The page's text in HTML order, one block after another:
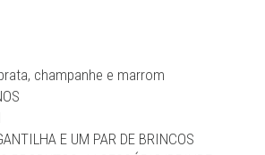
champanhe e marrom
E UM PAR DE BRINCOS